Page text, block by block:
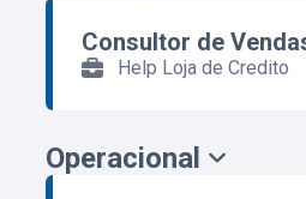
Consultor de
Help Loja de Credito
Operacional